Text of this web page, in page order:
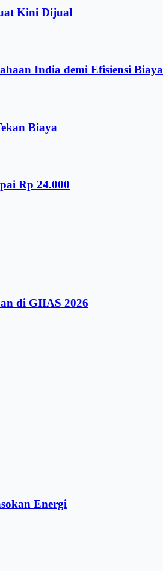
Kini Dijual
India demi Efisiensi Biaya
Biaya
Rp 24.000
di GIIAS 2026
Energi